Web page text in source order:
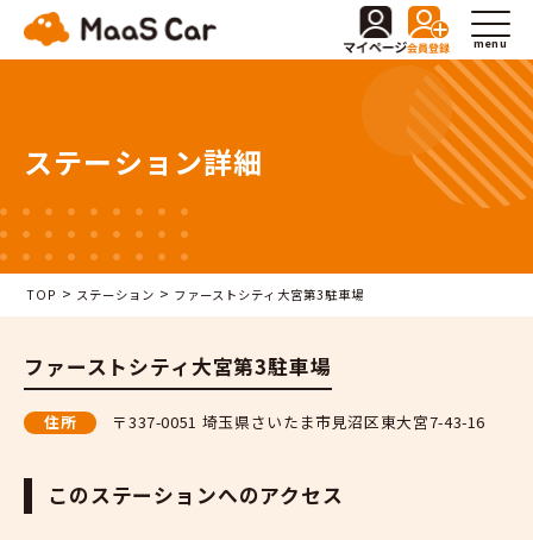
menu
ステーション詳細
TOP > ステーション > ファーストシティ大宮第3駐車場
ファーストシティ大宮第3駐車場
住所 〒337-0051 埼玉県さいたま市見沼区東大宮7-43-16
このステーションへのアクセス